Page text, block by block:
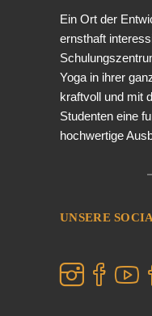
Ein Ort der
ernsthaft
Yoga in ihrer
kraftvoll und mit
Studenten eine
hochwertige
UNSERE